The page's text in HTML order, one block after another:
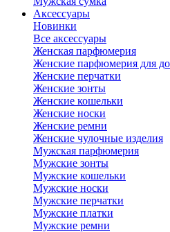
Аксессуары
Новинки
Все аксессуары
Женская парфюмерия
Женские парфюмерия для
Женские перчатки
Женские зонты
Женские кошельки
Женские носки
Женские ремни
Женские чулочные изделия
Мужская парфюмерия
Мужские зонты
Мужские кошельки
Мужские носки
Мужские перчатки
Мужские платки
Мужские ремни